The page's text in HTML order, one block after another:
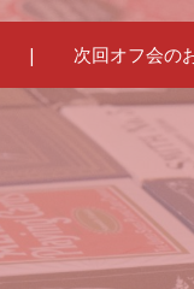
次回オフ会の